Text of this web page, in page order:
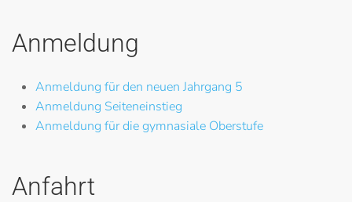
Anmeldung
Anmeldung für den neuen Jahrgang 5
Anmeldung Seiteneinstieg
Anmeldung für die gymnasiale Oberstufe
Anfahrt